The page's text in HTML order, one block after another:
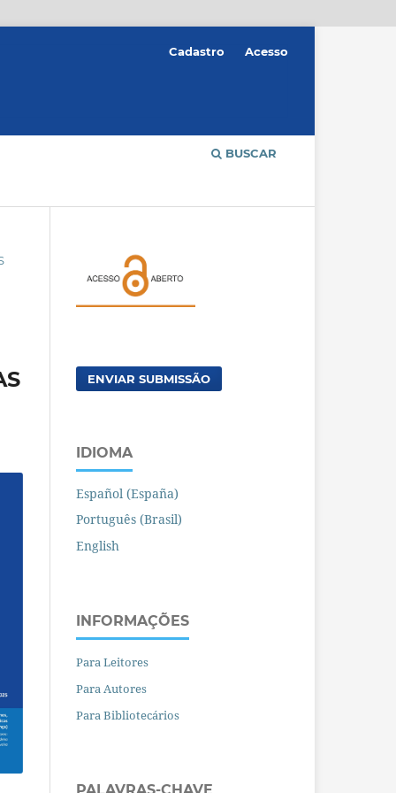
BUSCAR
Cadastro Acesso
ENVIAR SUBMISSÃO
IDIOMA
Español (España)
Português (Brasil)
English
INFORMAÇÕES
Para Leitores
Para Autores
Para Bibliotecários